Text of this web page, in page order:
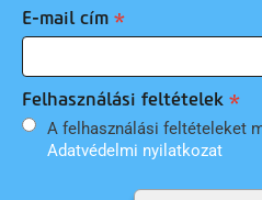
E-mail cím
Felhasználási feltételek
A felhasználási feltételeket
Adatvédelmi nyilatkozat